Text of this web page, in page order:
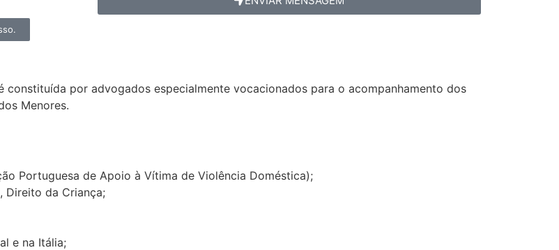
constituída por advogados especialmente vocacionados para o acompanhamento dos
Menores.
Portuguesa de Apoio à Vítima de Violência Doméstica);
Direito da Criança;
e na Itália;